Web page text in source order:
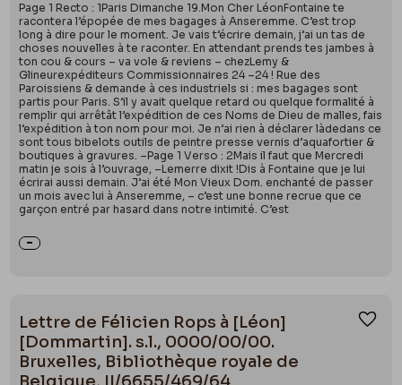
Page 1 Recto : 1Paris Dimanche 19.Mon Cher LéonFontaine te
racontera l’épopée de mes bagages à Anseremme. C’est trop
long à dire pour le moment. Je vais t’écrire demain, j’ai un tas de
choses nouvelles à te raconter. En attendant prends tes jambes à
ton cou & cours – va vole & reviens – chezLemy &
Glineurexpéditeurs Commissionnaires 24 –24 ! Rue des
Paroissiens & demande à ces industriels si : mes bagages sont
partis pour Paris. S’il y avait quelque retard ou quelque formalité à
remplir qui arrêtât l’expédition de ces Noms de Dieu de malles, fais
l’expédition à ton nom pour moi. Je n’ai rien à déclarer làdedans ce
sont tous bibelots outils de peintre presse vernis d’aquafortier &
boutiques à gravures. –Page 1 Verso : 2Mais il faut que Mercredi
matin je sois à l’ouvrage, –Lemerre dixit !Dis à Fontaine que je lui
écrirai aussi demain. J’ai été Mon Vieux Dom. enchanté de passer
un mois avec lui à Anseremme, – c’est une bonne recrue que ce
garçon entré par hasard dans notre intimité. C’est
Lettre de Félicien Rops à [Léon]
[Dommartin]. s.l., 0000/00/00.
Bruxelles, Bibliothèque royale de